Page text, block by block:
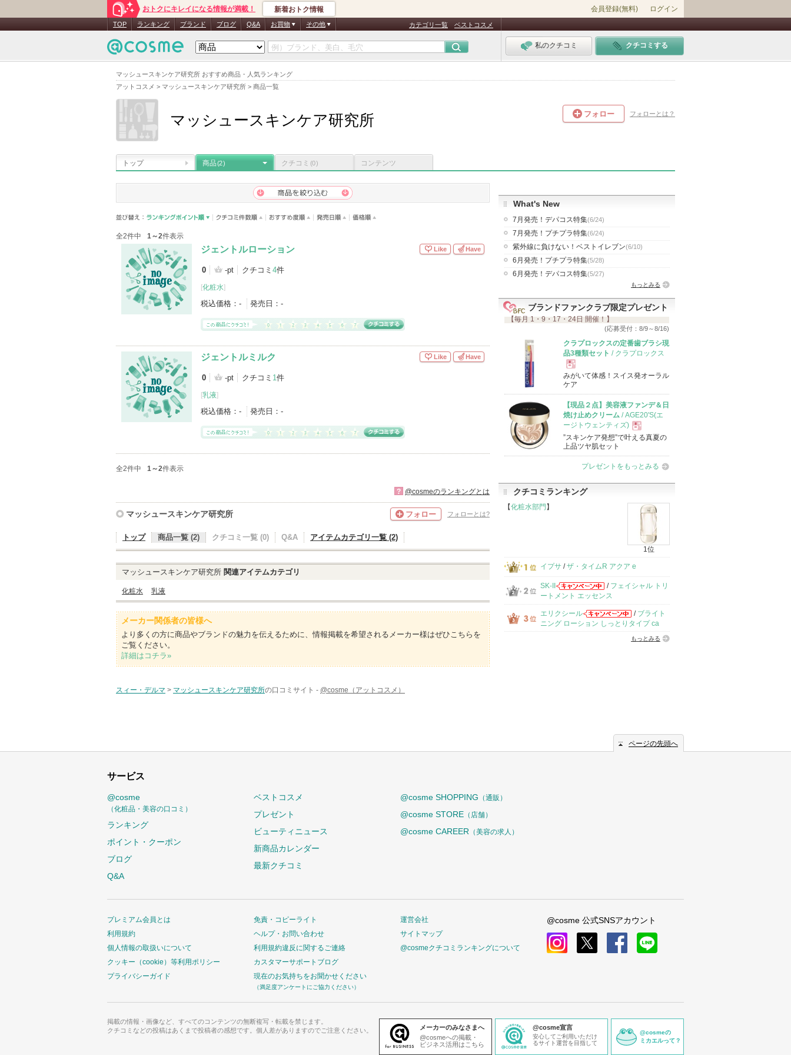
マッシュースキンケア研究所 おすすめ商品・人気ランキング
アットコスメ > マッシュースキンケア研究所 > 商品一覧
おトクにキレイになる情報が満載！ 新着おトク情報 会員登録(無料) ログイン
TOP ランキング ブランド ブログ Q&A お買物 その他 カテゴリ一覧 ベストコスメ
私のクチコミ クチコミする
マッシュースキンケア研究所 フォロー フォローとは？
トップ 商品(2) クチコミ (0) コンテンツ
全2件中 1～2件表示
ジェントルローション
0 -pt クチコミ 4件
[化粧水]
税込価格： - 発売日： -
Like Have
ジェントルミルク
0 -pt クチコミ 1件
[乳液]
税込価格： - 発売日： -
Like Have
全2件中 1～2件表示
? @cosmeのランキングとは
マッシュースキンケア研究所 フォロー フォローとは?
トップ 商品一覧 (2) クチコミ一覧 (0) Q&A アイテムカテゴリ一覧 (2)
マッシュースキンケア研究所 関連アイテムカテゴリ
化粧水 乳液
メーカー関係者の皆様へ
より多くの方に商品やブランドの魅力を伝えるために、情報掲載を希望されるメーカー様はぜひこちらを
ご覧ください。
詳細はコチラ»
スィー・デルマ > マッシュースキンケア研究所の口コミサイト - @cosme（アットコスメ）
What's New
7月発売！デパコス特集(6/24)
7月発売！プチプラ特集(6/24)
紫外線に負けない！ベストイレブン(6/10)
6月発売！プチプラ特集(5/28)
6月発売！デパコス特集(5/27)
もっとみる
ブランドファンクラブ限定プレゼント
【毎月 1・9・17・24日 開催！】
(応募受付：8/9～8/16)
クラプロックスの定番歯ブラシ現
品3種類セット / クラプロックス
現
品
みがいて体感！スイス発オーラル
ケア
【現品２点】美容液ファンデ＆日
焼け止めクリーム / AGE20'S(エ
ージトウェンティズ)
現
品
”スキンケア発想”で叶える真夏の
上品ツヤ肌セット
プレゼントをもっとみる
クチコミランキング
【化粧水部門】
1位
イプサ /ザ・タイムR アクア e
SK-II / フェイシャル トリ
ートメント エッセンス
エリクシール / ブライト
ニング ローション しっとりタイプ ca
もっとみる
ページの先頭へ
サービス
@cosme
（化粧品・美容の口コミ）
ランキング
ポイント・クーポン
ブログ
Q&A
ベストコスメ
プレゼント
ビューティニュース
新商品カレンダー
最新クチコミ
@cosme SHOPPING （通販）
@cosme STORE （店舗）
@cosme CAREER （美容の求人）
プレミアム会員とは
利用規約
個人情報の取扱いについて
クッキー（cookie）等利用ポリシー
プライバシーガイド
免責・コピーライト
ヘルプ・お問い合わせ
利用規約違反に関するご連絡
カスタマーサポートブログ
現在のお気持ちをお聞かせください
（満足度アンケートにご協力ください）
運営会社
サイトマップ
@cosmeクチコミランキングについて
@cosme 公式SNSアカウント
掲載の情報・画像など、すべてのコンテンツの無断複写・転載を禁じます。
クチコミなどの投稿はあくまで投稿者の感想です。個人差がありますのでご注意ください。
メーカーのみなさまへ
@cosmeへの掲載・
ビジネス活用はこちら
@cosme宣言
安心してご利用いただけ
るサイト運営を目指して
@cosmeの
ミカエルって？